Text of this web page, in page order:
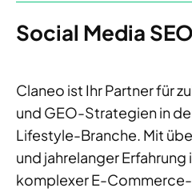
Social Media SEO
Claneo ist Ihr Partner für
und GEO-Strategien in
Lifestyle-Branche. Mit
und jahrelanger
komplexer E-